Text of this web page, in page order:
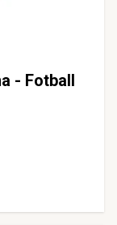
- Fotball